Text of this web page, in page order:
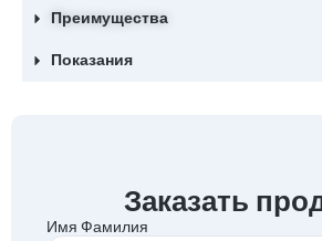
Преимущества
Показания
Заказать
Имя Фамилия